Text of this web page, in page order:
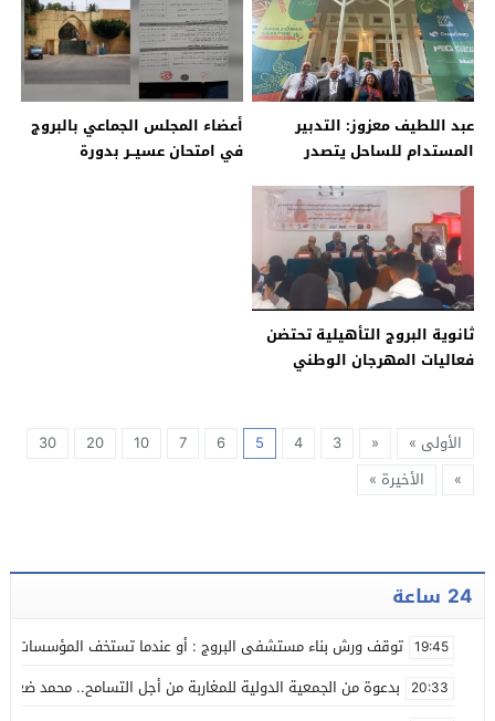
عبد اللطيف معزوز: التدبير
المستدام للساحل يتصدر
أعضاء المجلس الجماعي بالبروج
في امتحان عسيــر بدورة
ثانوية البروج التأهيلية تحتضن
فعاليات المهرجان الوطني
الأولى » «
3
4
5
6
7
10
20
30
»
الأخيرة »
24 ساعة
19:45 توقف ورش بناء مستشفى البروج : أو عندما تستخف المؤسسات
20:33 بدعوة من الجمعية الدولية للمغاربة من أجل التسامح.. محمد